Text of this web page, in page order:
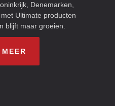
Denemarken,
Ultimate producten
blijft maar groeien.